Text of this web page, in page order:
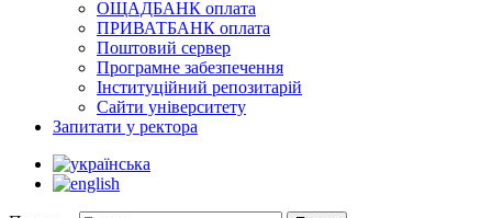
ОЩАДБАНК оплата
ПРИВАТБАНК оплата
Поштовий сервер
Програмне забезпечення
Інституційний репозитарій
Сайти університету
Запитати у ректора